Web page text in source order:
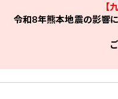
【
令和8年熊本地震の影響に